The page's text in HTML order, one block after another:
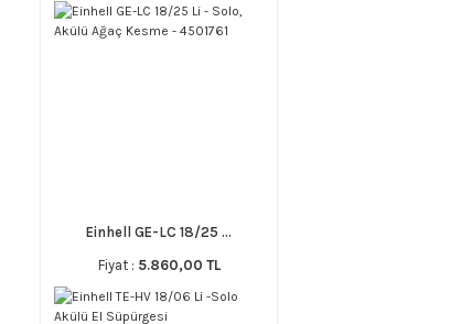
Einhell GE-LC 18/25 ...
Fiyat : 5.860,00 TL